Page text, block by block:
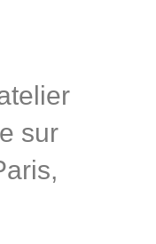
sur